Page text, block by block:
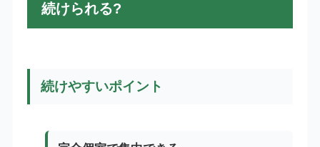
続けられる?
続けやすいポイント